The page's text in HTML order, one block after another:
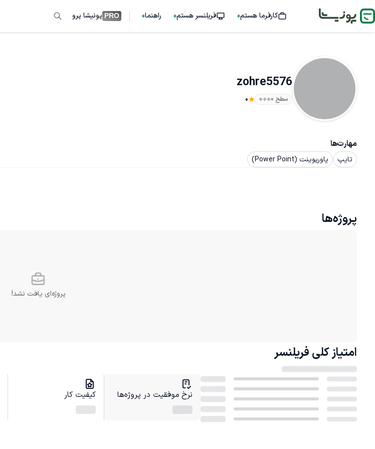
کارفرما هستم فریلنسر هستم راهنما PRO پونیشا پرو
zohre5576
سطح ۰ 0
مهارت‌ها
تایپ پاورپوینت (Power Point)
پروژه‌ها
پروژه‌ای یافت نشد!
امتیاز کلی فریلنسر
نرخ موفقیت در پروژه‌ها کیفیت کار